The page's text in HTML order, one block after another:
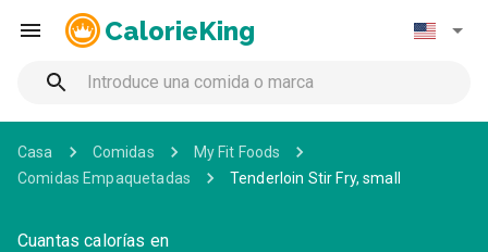
CalorieKing
Casa Comidas
My Fit Foods
Comidas Empaquetadas
Tenderloin Stir Fry, small
Cuantas calorías en